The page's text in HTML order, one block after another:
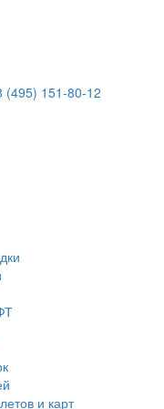
(495) 151-80-12
и карт